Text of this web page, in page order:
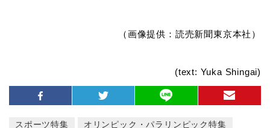
（画像提供：読売新聞東京本社）
(text: Yuka Shingai)
スポーツ特集 オリンピック・パラリンピック特集